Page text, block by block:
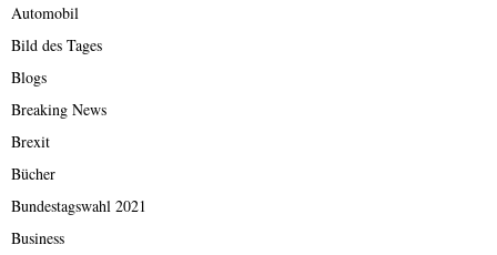
Automobil
Bild des Tages
Blogs
Breaking News
Brexit
Bücher
Bundestagswahl 2021
Business